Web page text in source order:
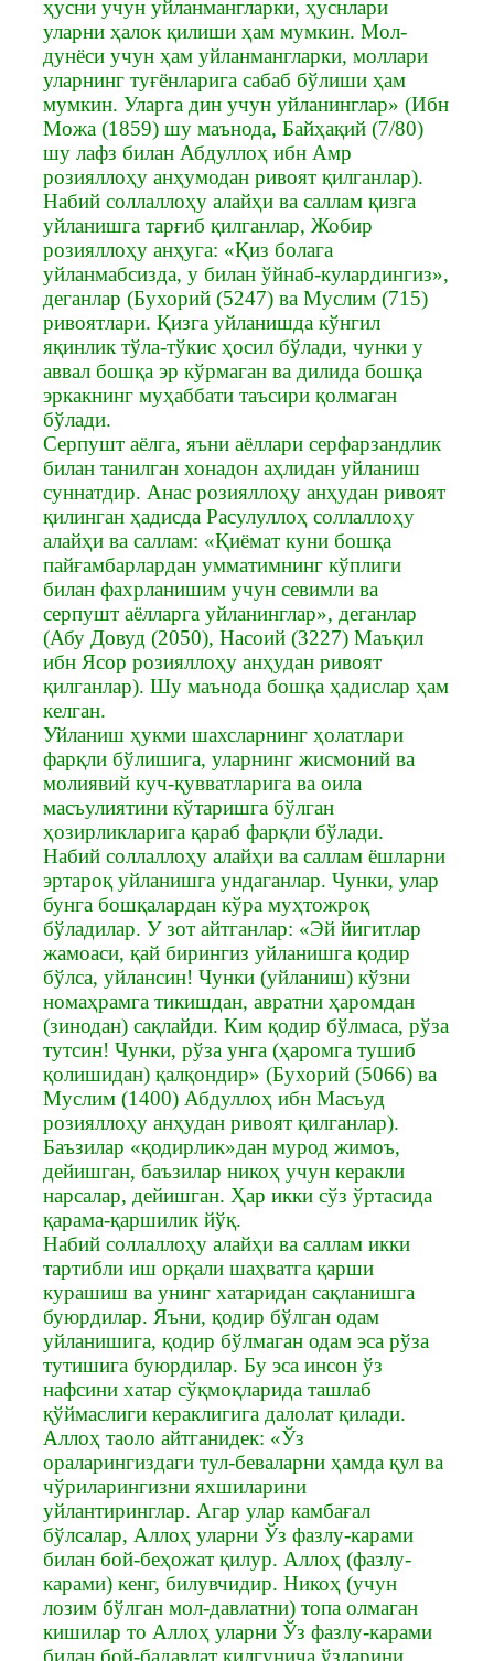
ҳусни учун уйланмангларки, ҳуснлари
уларни ҳалок қилиши ҳам мумкин. Мол-
дунёси учун ҳам уйланмангларки, моллари
уларнинг туғёнларига сабаб бўлиши ҳам
мумкин. Уларга дин учун уйланинглар» (Ибн
Можа (1859) шу маънода, Байҳақий (7/80)
шу лафз билан Абдуллоҳ ибн Амр
розияллоҳу анҳумодан ривоят қилганлар).
Набий соллаллоҳу алайҳи ва саллам қизга
уйланишга тарғиб қилганлар, Жобир
розияллоҳу анҳуга: «Қиз болага
уйланмабсизда, у билан ўйнаб-кулардингиз»,
деганлар (Бухорий (5247) ва Муслим (715)
ривоятлари. Қизга уйланишда кўнгил
яқинлик тўла-тўкис ҳосил бўлади, чунки у
аввал бошқа эр кўрмаган ва дилида бошқа
эркакнинг муҳаббати таъсири қолмаган
бўлади.
Серпушт аёлга, яъни аёллари серфарзандлик
билан танилган хонадон аҳлидан уйланиш
суннатдир. Анас розияллоҳу анҳудан ривоят
қилинган ҳадисда Расулуллоҳ соллаллоҳу
алайҳи ва саллам: «Қиёмат куни бошқа
пайғамбарлардан умматимнинг кўплиги
билан фахрланишим учун севимли ва
серпушт аёлларга уйланинглар», деганлар
(Абу Довуд (2050), Насоий (3227) Маъқил
ибн Ясор розияллоҳу анҳудан ривоят
қилганлар). Шу маънода бошқа ҳадислар ҳам
келган.
Уйланиш ҳукми шахсларнинг ҳолатлари
фарқли бўлишига, уларнинг жисмоний ва
молиявий куч-қувватларига ва оила
масъулиятини кўтаришга бўлган
ҳозирликларига қараб фарқли бўлади.
Набий соллаллоҳу алайҳи ва саллам ёшларни
эртароқ уйланишга ундаганлар. Чунки, улар
бунга бошқалардан кўра муҳтожроқ
бўладилар. У зот айтганлар: «Эй йигитлар
жамоаси, қай бирингиз уйланишга қодир
бўлса, уйлансин! Чунки (уйланиш) кўзни
номаҳрамга тикишдан, авратни ҳаромдан
(зинодан) сақлайди. Ким қодир бўлмаса, рўза
тутсин! Чунки, рўза унга (ҳаромга тушиб
қолишидан) қалқондир» (Бухорий (5066) ва
Муслим (1400) Абдуллоҳ ибн Масъуд
розияллоҳу анҳудан ривоят қилганлар).
Баъзилар «қодирлик»дан мурод жимоъ,
дейишган, баъзилар никоҳ учун керакли
нарсалар, дейишган. Ҳар икки сўз ўртасида
қарама-қаршилик йўқ.
Набий соллаллоҳу алайҳи ва саллам икки
тартибли иш орқали шаҳватга қарши
курашиш ва унинг хатаридан сақланишга
буюрдилар. Яъни, қодир бўлган одам
уйланишига, қодир бўлмаган одам эса рўза
тутишига буюрдилар. Бу эса инсон ўз
нафсини хатар сўқмоқларида ташлаб
қўймаслиги кераклигига далолат қилади.
Аллоҳ таоло айтганидек: «Ўз
ораларингиздаги тул-беваларни ҳамда қул ва
чўриларингизни яхшиларини
уйлантиринглар. Агар улар камбағал
бўлсалар, Аллоҳ уларни Ўз фазлу-карами
билан бой-беҳожат қилур. Аллоҳ (фазлу-
карами) кенг, билувчидир. Никоҳ (учун
лозим бўлган мол-давлатни) топа олмаган
кишилар то Аллоҳ уларни Ўз фазлу-карами
билан бой-бадавлат қилгунича ўзларини